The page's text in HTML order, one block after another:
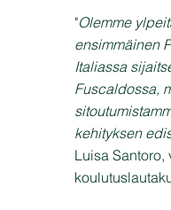
"Olemme
ensimmäinen
Italiassa
Fuscaldossa,
kehityksen
Luisa Santoro,